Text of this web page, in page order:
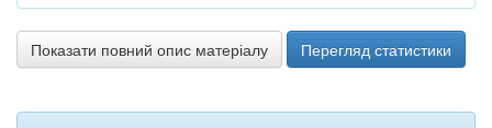
Показати повний опис матеріалу Перегляд статистики